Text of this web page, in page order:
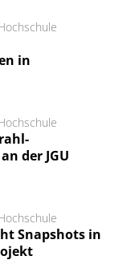
in
der JGU
Snapshots in